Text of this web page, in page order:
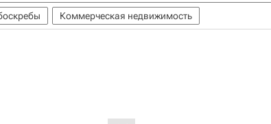
Коммерческая недвижимость